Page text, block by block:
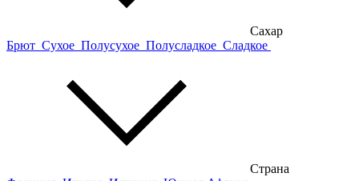
Сахар
Брют Сухое Полусухое Полусладкое Сладкое
Страна